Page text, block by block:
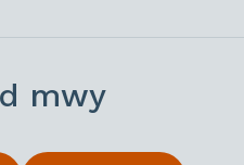
mwy